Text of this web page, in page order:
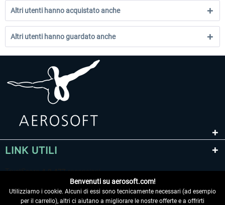
Altri utenti hanno acquistato anche
Altri utenti hanno guardato anche
LINK UTILI
Benvenuti su aerosoft.com!
Utilizziamo i cookie. Alcuni di essi sono tecnicamente necessari (ad esempio
per il carrello), altri ci aiutano a migliorare le nostre offerte e a offrirti